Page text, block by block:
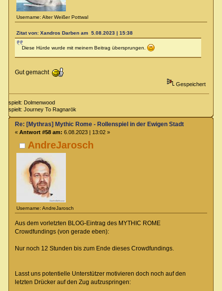
Username: Alter Weißer Pottwal
Zitat von: Xandros Darben am 5.08.2023 | 15:38
Diese Hürde wurde mit meinem Beitrag übersprungen.
Gut gemacht
Gespeichert
spielt: Dolmenwood
spielt: Journey To Ragnarök
AndreJarosch
Username: AndreJarosch
Re: [Mythras] Mythic Rome - Rollenspiel in der Ewigen Stadt
« Antwort #58 am: 6.08.2023 | 13:02 »
Aus dem vorletzten BLOG-Eintrag des MYTHIC ROME
Crowdfundings (von gerade eben):
Nur noch 12 Stunden bis zum Ende dieses Crowdfundings.
Lasst uns potentielle Unterstützer motivieren doch noch auf den
letzten Drücker auf den Zug aufzuspringen: